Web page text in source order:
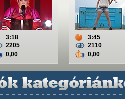
3:18
2205
0,00
3:45
2110
0,00